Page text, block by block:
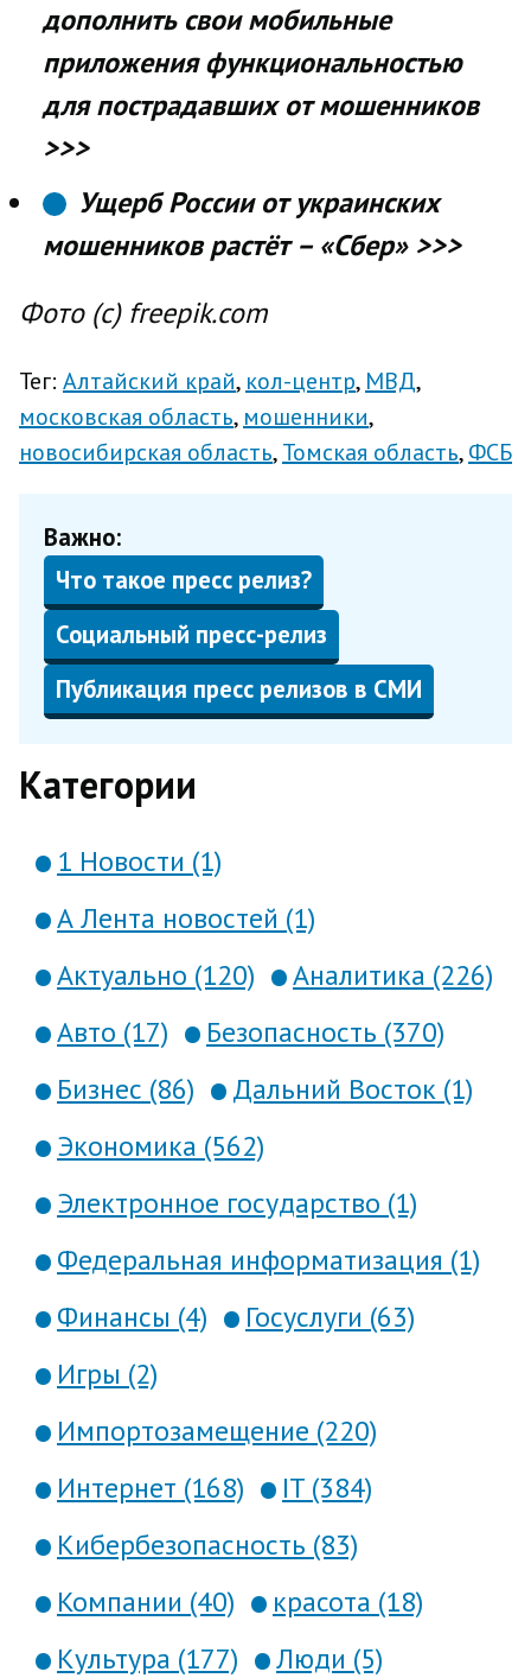
дополнить свои мобильные
приложения функциональностью
для пострадавших от мошенников
>>>
Ущерб России от украинских
мошенников растёт – «Сбер» >>>
Фото (с) freepik.com
Тег: Алтайский край кол-центр МВД
московская область мошенники
новосибирская область Томская область ФСБ
Важно:
Что такое пресс релиз?
Социальный пресс-релиз
Публикация пресс релизов в СМИ
Категории
1 Новости (1)
А Лента новостей (1)
Актуально (120)
Аналитика (226)
Авто (17)
Безопасность (370)
Бизнес (86)
Дальний Восток (1)
Экономика (562)
Электронное государство (1)
Федеральная информатизация (1)
Финансы (4)
Госуслуги (63)
Игры (2)
Импортозамещение (220)
Интернет (168)
IT (384)
Кибербезопасность (83)
Компании (40)
красота (18)
Культура (177)
Люди (5)